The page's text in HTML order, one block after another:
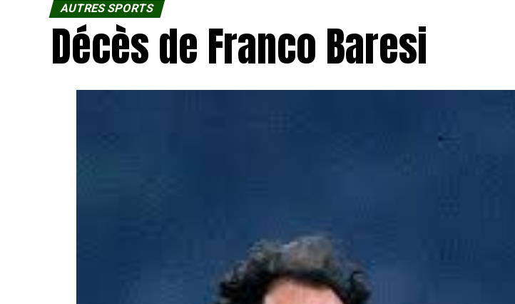
AUTRES SPORTS
Décès de Franco Baresi